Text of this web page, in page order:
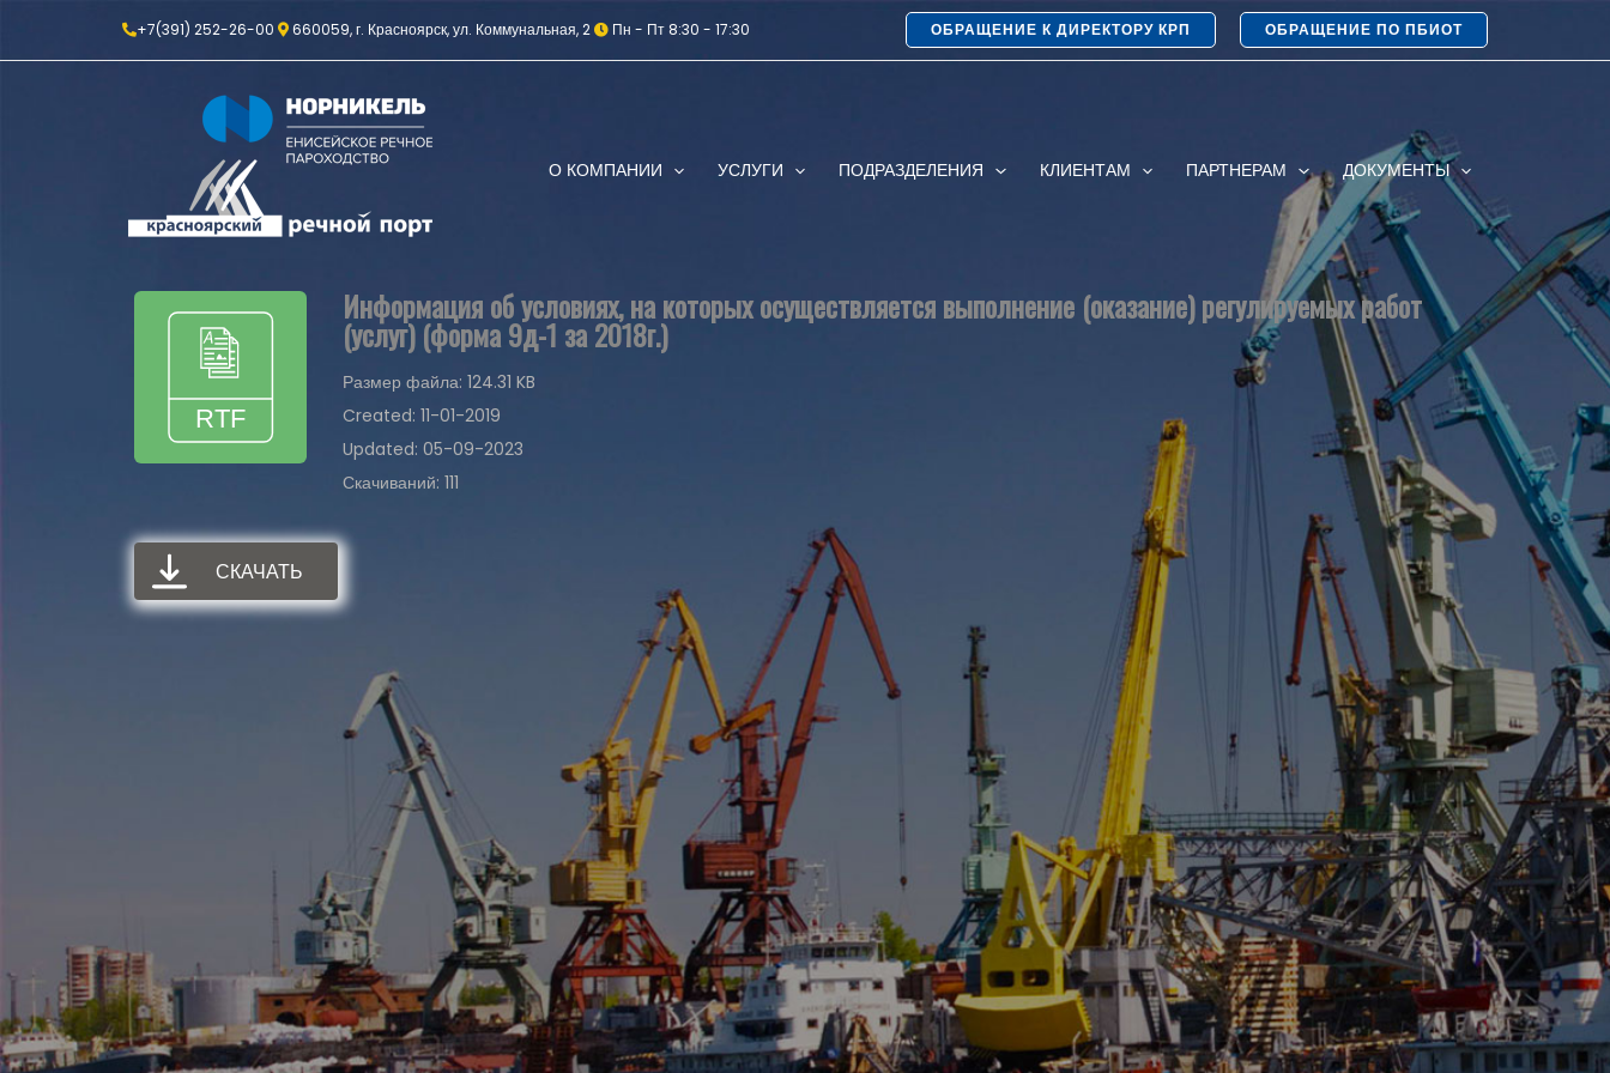
+7(391) 252-26-00 660059, г. Красноярск, ул. Коммунальная, 2 Пн - Пт 8:30 - 17:30 ОБРАЩЕНИЕ К ДИРЕКТОРУ КРП ОБРАЩЕНИЕ ПО ПБИОТ
О КОМПАНИИ УСЛУГИ ПОДРАЗДЕЛЕНИЯ КЛИЕНТАМ ПАРТНЕРАМ ДОКУМЕНТЫ
Информация об условиях, на которых осуществляется выполнение (оказание) регулируемых работ
(услуг) (форма 9д-1 за 2018г.)
Размер файла: 124.31 KB
Created: 11-01-2019
Updated: 05-09-2023
Скачиваний: 111
СКАЧАТЬ